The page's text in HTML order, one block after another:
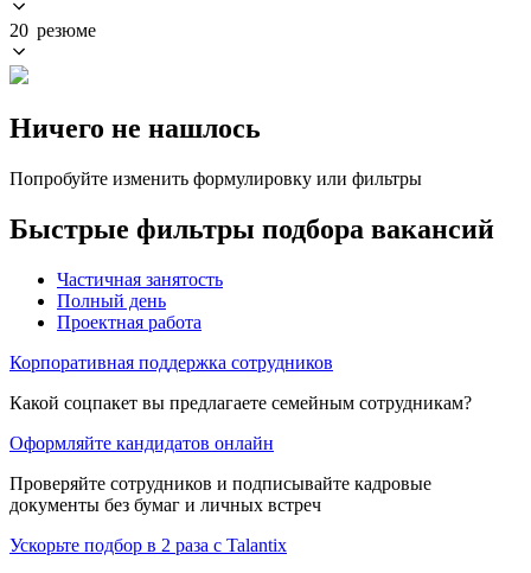
20 резюме
Ничего не нашлось
Попробуйте изменить формулировку или фильтры
Быстрые фильтры подбора вакансий
Частичная занятость
Полный день
Проектная работа
Корпоративная поддержка сотрудников
Какой соцпакет вы предлагаете семейным сотрудникам?
Оформляйте кандидатов онлайн
Проверяйте сотрудников и подписывайте кадровые
документы без бумаг и личных встреч
Ускорьте подбор в 2 раза с Talantix